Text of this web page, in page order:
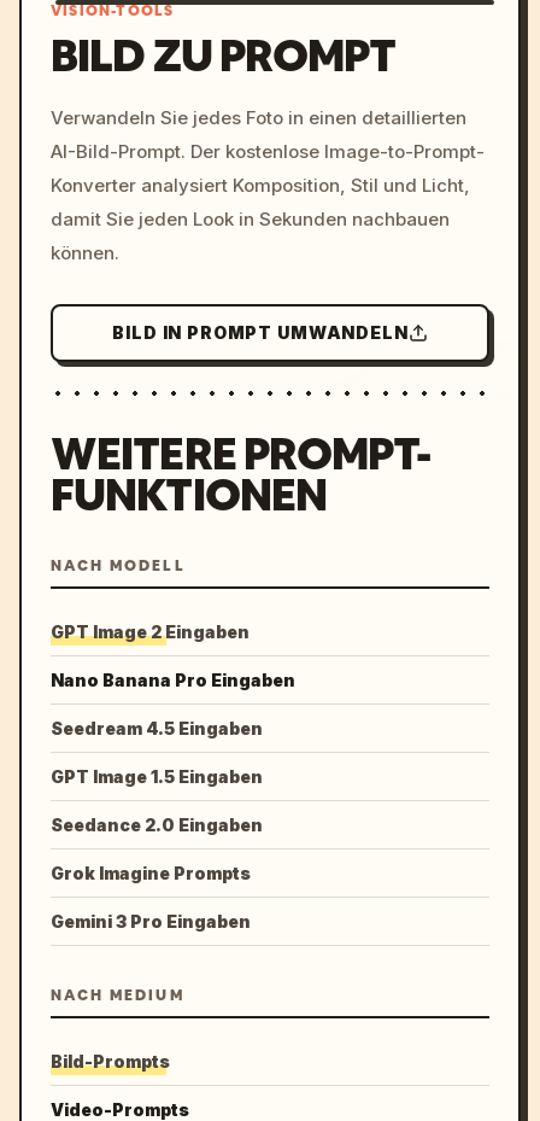
c, cyberpunk sunset, neon
colors, 8k --v 6.0
VISION-TOOLS
BILD ZU PROMPT
Verwandeln Sie jedes Foto in einen detaillierten
AI-Bild-Prompt. Der kostenlose Image-to-Prompt-
Konverter analysiert Komposition, Stil und Licht,
damit Sie jeden Look in Sekunden nachbauen
können.
BILD IN PROMPT UMWANDELN
WEITERE PROMPT-
FUNKTIONEN
NACH MODELL
GPT Image 2 Eingaben
Nano Banana Pro Eingaben
Seedream 4.5 Eingaben
GPT Image 1.5 Eingaben
Seedance 2.0 Eingaben
Grok Imagine Prompts
Gemini 3 Pro Eingaben
NACH MEDIUM
Bild-Prompts
Video-Prompts